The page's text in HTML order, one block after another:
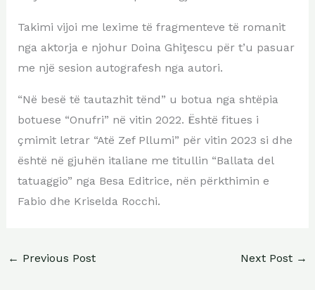
Takimi vijoi me lexime të fragmenteve të romanit
nga aktorja e njohur Doina Ghiţescu për t’u pasuar
me një sesion autografesh nga autori.
“Në besë të tautazhit tënd” u botua nga shtëpia
botuese “Onufri” në vitin 2022. Është fitues i
çmimit letrar “Atë Zef Pllumi” për vitin 2023 si dhe
është në gjuhën italiane me titullin “Ballata del
tatuaggio” nga Besa Editrice, nën përkthimin e
Fabio dhe Kriselda Rocchi.
← Previous Post Next Post →